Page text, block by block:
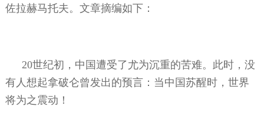
佐拉赫马托夫。文章摘编如下：
20世纪初，中国遭受了尤为沉重的苦难。此时，没
有人想起拿破仑曾发出的预言：当中国苏醒时，世界
将为之震动！